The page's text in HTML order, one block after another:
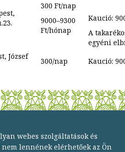
300 Ft/nap
9000–9300
Ft/hónap
Kaució:
A
egyéni
József
300/nap Kaució:
webes szolgáltatások és
lennének elérhetőek az Ön